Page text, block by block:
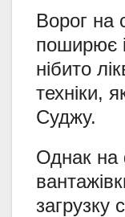
Ворог на
поширює
нібито
техніки,
Суджу.
Однак на
загрузку